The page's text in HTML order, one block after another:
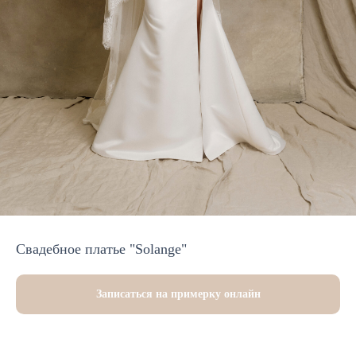
Свадебное платье "Solange"
Записаться на примерку онлайн